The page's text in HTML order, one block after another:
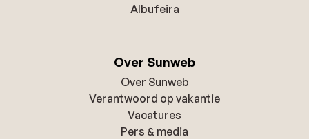
Albufeira
Over Sunweb
Over Sunweb
Verantwoord op vakantie
Vacatures
Pers & media